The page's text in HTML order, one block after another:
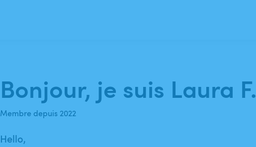
Bonjour, je suis Laura F.
Membre depuis 2022
Hello,